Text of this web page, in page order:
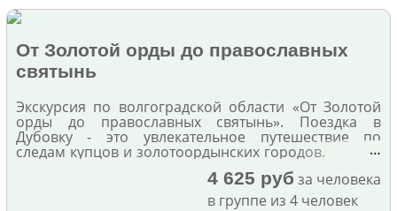
От Золотой орды до православных
святынь
Экскурсия по волгоградской области «От Золотой
орды до православных святынь». Поездка в
Дубовку - это увлекательное путешествие по
следам купцов и золотоордынских городов. …
4 625 руб за человека
в группе из 4 человек